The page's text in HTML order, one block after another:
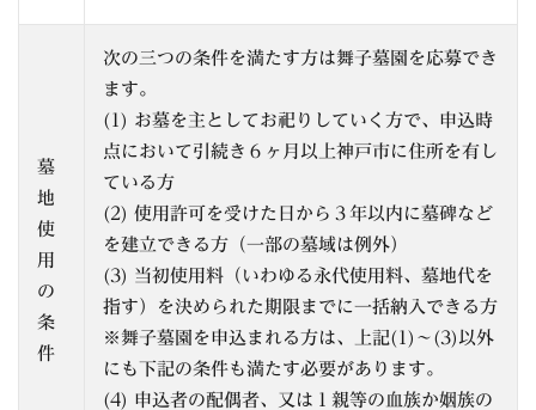
墓
地
使
用
の
条
件
次の三つの条件を満たす方は舞子墓園を応募でき
ます。
(1) お墓を主としてお祀りしていく方で、申込時
点において引続き６ヶ月以上神戸市に住所を有し
ている方
(2) 使用許可を受けた日から３年以内に墓碑など
を建立できる方（一部の墓域は例外）
(3) 当初使用料（いわゆる永代使用料、墓地代を
指す）を決められた期限までに一括納入できる方
※舞子墓園を申込まれる方は、上記(1)〜(3)以外
にも下記の条件も満たす必要があります。
(4) 申込者の配偶者、又は１親等の血族か姻族の